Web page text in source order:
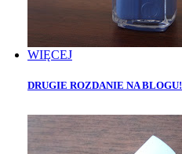
WIĘCEJ
DRUGIE ROZDANIE NA BLOGU!